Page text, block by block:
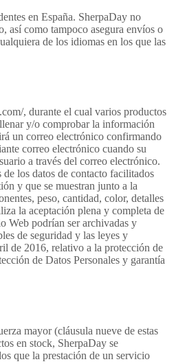
en España. SherpaDay no
así como tampoco asegura envíos o
de los idiomas en los que las
, durante el cual varios productos
y/o comprobar la información
un correo electrónico confirmando
correo electrónico cuando su
a través del correo electrónico.
los datos de contacto facilitados
y que se muestran junto a la
peso, cantidad, color, detalles
la aceptación plena y completa de
Web podrían ser archivadas y
de seguridad y las leyes y
de 2016, relativo a la protección de
de Datos Personales y garantía
mayor (cláusula nueve de estas
en stock, SherpaDay se
que la prestación de un servicio